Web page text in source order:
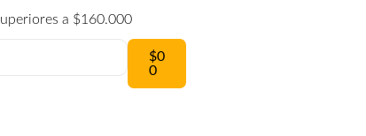
a $160.000
$0
0